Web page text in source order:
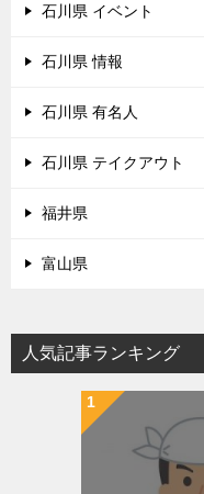
石川県 イベント
石川県 情報
石川県 有名人
石川県 テイクアウト
福井県
富山県
人気記事ランキング